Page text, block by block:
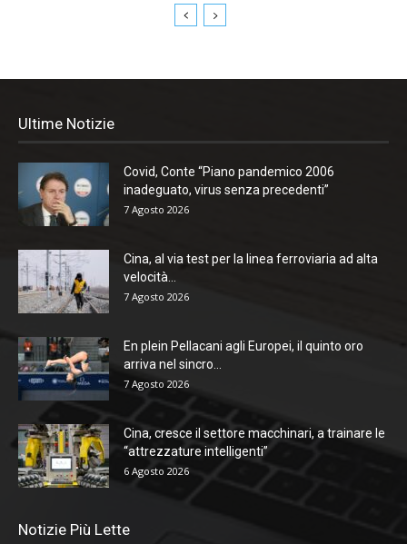
Ultime Notizie
Covid, Conte “Piano pandemico 2006
inadeguato, virus senza precedenti”
7 Agosto 2026
Cina, al via test per la linea ferroviaria ad alta
velocità...
7 Agosto 2026
En plein Pellacani agli Europei, il quinto oro
arriva nel sincro...
7 Agosto 2026
Cina, cresce il settore macchinari, a trainare le
“attrezzature intelligenti”
6 Agosto 2026
Notizie Più Lette